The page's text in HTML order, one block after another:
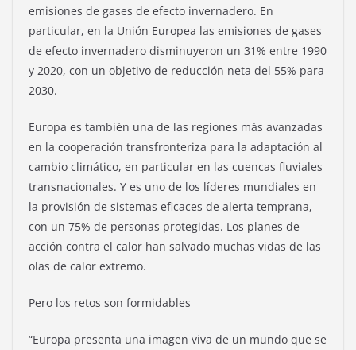
emisiones de gases de efecto invernadero. En
particular, en la Unión Europea las emisiones de gases
de efecto invernadero disminuyeron un 31% entre 1990
y 2020, con un objetivo de reducción neta del 55% para
2030.
Europa es también una de las regiones más avanzadas
en la cooperación transfronteriza para la adaptación al
cambio climático, en particular en las cuencas fluviales
transnacionales. Y es uno de los líderes mundiales en
la provisión de sistemas eficaces de alerta temprana,
con un 75% de personas protegidas. Los planes de
acción contra el calor han salvado muchas vidas de las
olas de calor extremo.
Pero los retos son formidables
“Europa presenta una imagen viva de un mundo que se